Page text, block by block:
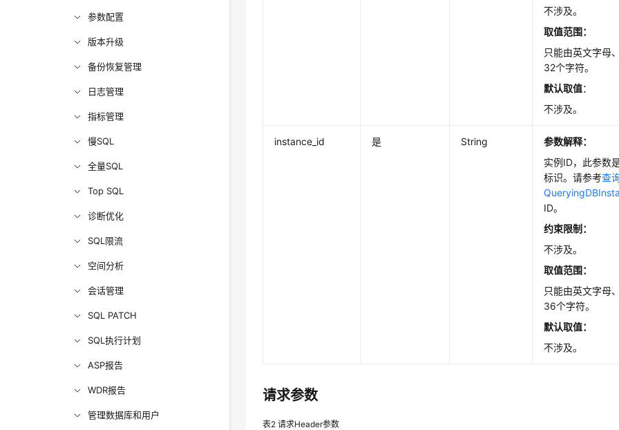
参数配置
版本升级
备份恢复管理
日志管理
指标管理
慢SQL
全量SQL
Top SQL
诊断优化
SQL限流
空间分析
会话管理
SQL PATCH
SQL执行计划
ASP报告
WDR报告
管理数据库和用户
不涉及。
取值范围：
只能由英文字母
32个字符。
默认取值：
不涉及。
instance_id 是 String
参数解释：
实例ID，此参数
标识。请参考查
ID。
约束限制：
不涉及。
取值范围：
只能由英文字母
36个字符。
默认取值：
不涉及。
请求参数
表2请求Header参数